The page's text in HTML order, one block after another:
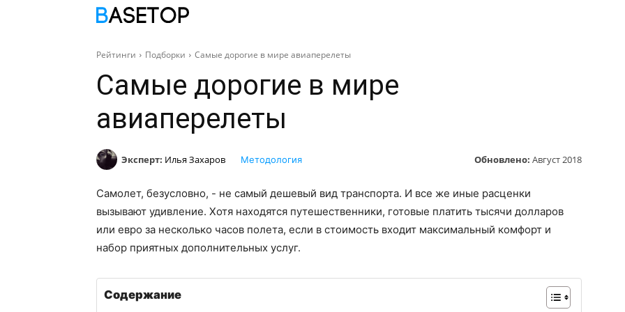
Рейтинги Подборки Самые дорогие в мире авиаперелеты
Самые дорогие в мире
авиаперелеты
Эксперт: Илья Захаров Обновлено: Август 2018
Методология
Самолет, безусловно, - не самый дешевый вид транспорта. И все же иные расценки
вызывают удивление. Хотя находятся путешественники, готовые платить тысячи долларов
или евро за несколько часов полета, если в стоимость входит максимальный комфорт и
набор приятных дополнительных услуг.
Содержание